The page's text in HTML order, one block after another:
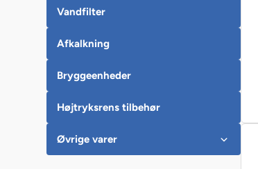
Vandfilter
Afkalkning
Bryggeenheder
Højtryksrens tilbehør
Øvrige varer